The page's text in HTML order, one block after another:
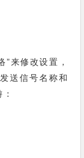
”来修改设置，
送信号名称和